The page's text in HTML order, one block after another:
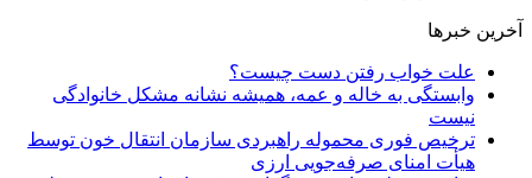
آخرین خبرها
علت خواب رفتن دست چیست؟
وابستگی به خاله و عمه، همیشه نشانه مشکل خانوادگی
نیست
ترخیص فوری محموله راهبردی سازمان انتقال خون توسط
هیأت امنای صرفه‌جویی ارزی